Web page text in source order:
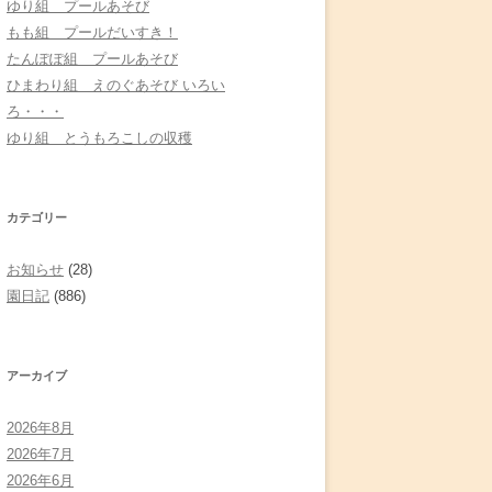
ゆり組 プールあそび
もも組 プールだいすき！
たんぽぽ組 プールあそび
ひまわり組 えのぐあそび いろい
ろ・・・
ゆり組 とうもろこしの収穫
カテゴリー
お知らせ (28)
園日記 (886)
アーカイブ
2026年8月
2026年7月
2026年6月